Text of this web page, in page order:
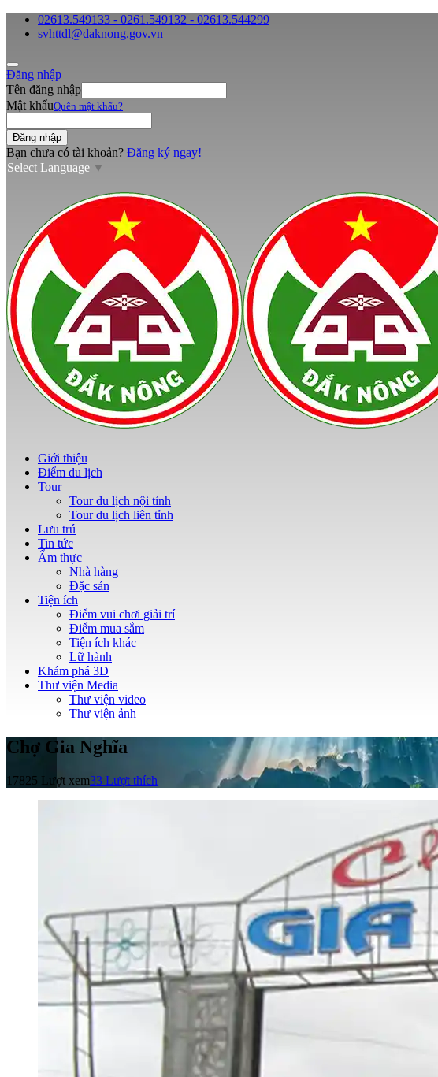
02613.549133 - 0261.549132 - 02613.544299
svhttdl@daknong.gov.vn
Đăng nhập
Tên đăng nhập
Mật khẩuQuên mật khẩu?
Bạn chưa có tài khoản? Đăng ký ngay!
Select Language ▼
Giới thiệu
Điểm du lịch
Tour
Tour du lịch nội tỉnh
Tour du lịch liên tỉnh
Lưu trú
Tin tức
Ẩm thực
Nhà hàng
Đặc sản
Tiện ích
Điểm vui chơi giải trí
Điểm mua sắm
Tiện ích khác
Lữ hành
Khám phá 3D
Thư viện Media
Thư viện video
Thư viện ảnh
Chợ Gia Nghĩa
17825 Lượt xem33 Lượt thích